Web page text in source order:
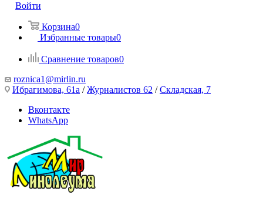
Войти
Корзина0
Избранные товары0
Сравнение товаров0
roznica1@mirlin.ru
Ибрагимова, 61а /Журналистов 62 /Складская, 7
Вконтакте
WhatsApp